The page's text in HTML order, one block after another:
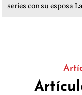
series con su esposa